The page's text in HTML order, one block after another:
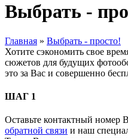
Выбрать -
Главная » Выбрать - просто!
Хотите сэкономить свое
сюжетов для будущих
это за Вас и совершенно
ШАГ 1
Оставьте контактный номер
обратной связи и наш